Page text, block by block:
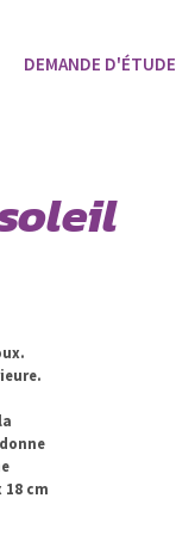
DEMANDE D'ÉTUDE
cm